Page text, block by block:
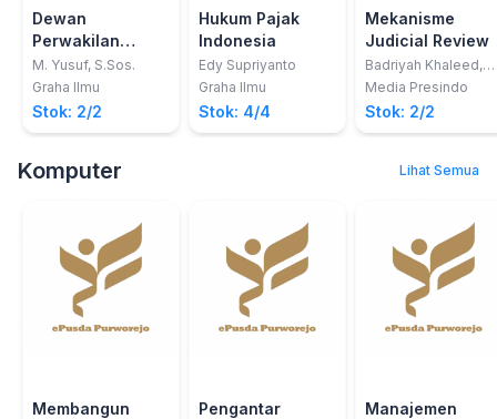
Dewan
Perwakilan
Daerah Republik
Indonesia;
Arsitektur Histori,
Peran dan Fungsi
Daerah di Era
M. Yusuf, S.Sos.
Graha Ilmu
Stok: 2/2
Hukum Pajak
Indonesia
Edy Supriyanto
Graha Ilmu
Stok: 4/4
Mekanisme
Judicial Review
Badriyah Khaleed,
S.H
Media Presindo
Stok: 2/2
Komputer Lihat Semua
Membangun
Pengantar
Manajemen